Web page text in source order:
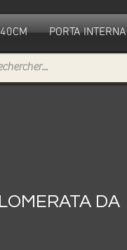
PORTA INTERNA
DA